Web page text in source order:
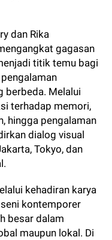
dan Rika
gagasan
titik temu bagi
berbeda. Melalui
terhadap memori,
hingga pengalaman
dialog visual
Tokyo, dan
kehadiran karya
kontemporer
besar dalam
maupun lokal. Di